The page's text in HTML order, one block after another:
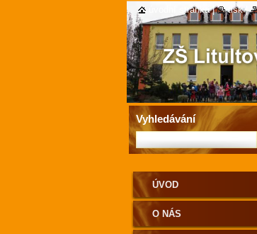
ÚVOD
O NÁS
Vyhledávání
úvodní stránka | tisk |